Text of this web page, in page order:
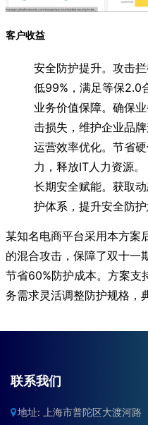
联系我们
地址: 上海市普陀区大渡河路